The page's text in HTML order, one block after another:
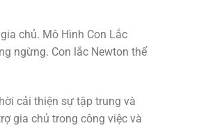
chủ. Mô Hình Con Lắc
ngừng. Con lắc Newton thể
cải thiện sự tập trung và
gia chủ trong công việc và